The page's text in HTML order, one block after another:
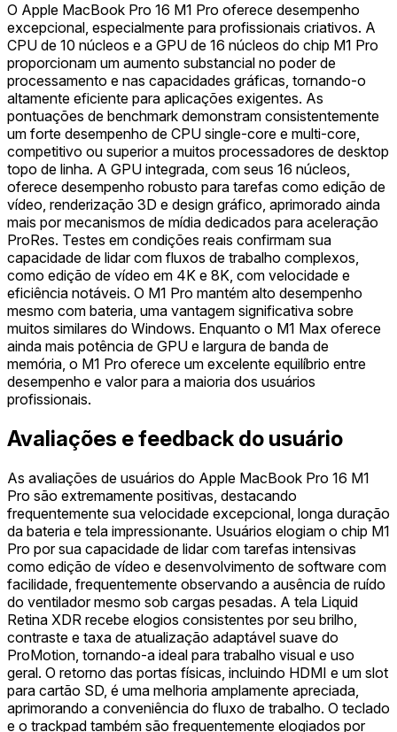
O Apple MacBook Pro 16 M1 Pro oferece desempenho
excepcional, especialmente para profissionais criativos. A
CPU de 10 núcleos e a GPU de 16 núcleos do chip M1 Pro
proporcionam um aumento substancial no poder de
processamento e nas capacidades gráficas, tornando-o
altamente eficiente para aplicações exigentes. As
pontuações de benchmark demonstram consistentemente
um forte desempenho de CPU single-core e multi-core,
competitivo ou superior a muitos processadores de desktop
topo de linha. A GPU integrada, com seus 16 núcleos,
oferece desempenho robusto para tarefas como edição de
vídeo, renderização 3D e design gráfico, aprimorado ainda
mais por mecanismos de mídia dedicados para aceleração
ProRes. Testes em condições reais confirmam sua
capacidade de lidar com fluxos de trabalho complexos,
como edição de vídeo em 4K e 8K, com velocidade e
eficiência notáveis. O M1 Pro mantém alto desempenho
mesmo com bateria, uma vantagem significativa sobre
muitos similares do Windows. Enquanto o M1 Max oferece
ainda mais potência de GPU e largura de banda de
memória, o M1 Pro oferece um excelente equilíbrio entre
desempenho e valor para a maioria dos usuários
profissionais.
Avaliações e feedback do usuário
As avaliações de usuários do Apple MacBook Pro 16 M1
Pro são extremamente positivas, destacando
frequentemente sua velocidade excepcional, longa duração
da bateria e tela impressionante. Usuários elogiam o chip M1
Pro por sua capacidade de lidar com tarefas intensivas
como edição de vídeo e desenvolvimento de software com
facilidade, frequentemente observando a ausência de ruído
do ventilador mesmo sob cargas pesadas. A tela Liquid
Retina XDR recebe elogios consistentes por seu brilho,
contraste e taxa de atualização adaptável suave do
ProMotion, tornando-a ideal para trabalho visual e uso
geral. O retorno das portas físicas, incluindo HDMI e um slot
para cartão SD, é uma melhoria amplamente apreciada,
aprimorando a conveniência do fluxo de trabalho. O teclado
e o trackpad também são frequentemente elogiados por